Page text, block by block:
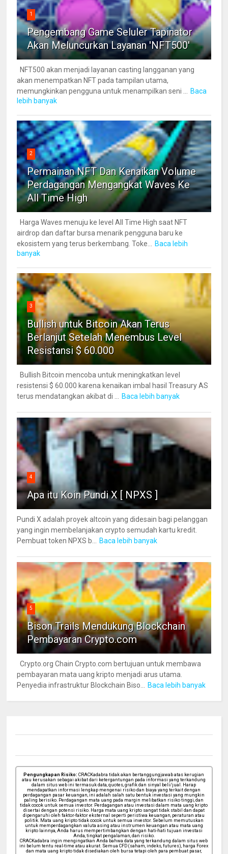
1
Pengembang Game Seluler Tapinator
Akan Meluncurkan Layanan 'NFT500'
NFT500 akan menjadi layanan casting langganan yang
akan menempatkan NFT pada tampilan utama,
memungkinkan pengguna untuk menampilkan seni ...
Baca
lebih banyak
2
Permainan NFT Dan Kenaikan Volume
Perdagangan Mengangkat Waves Ke
All Time High
Harga Waves menuju ke level All Time High saat NFT
airdrop dan daftar bursa menarik pengguna baru ke
ekosistem yang terus berkembang. Toke...
Baca lebih
banyak
3
Bullish untuk Bitcoin Akan Terus
Berlanjut Setelah Menembus Level
Resistansi $ 60.000
Bullish Bitcoin mencoba untuk meningkatkan level
resistensi $ 60.000 karena kenaikan imbal hasil Treasury AS
terus mendatangkan akibat di ...
Baca lebih banyak
4
Apa itu Koin Pundi X [ NPXS ]
Pundi X adalah proyek altcoin yang didesain bagi pelanggan
yang ingin membelanjakan crypto semudah kartu kredit.
Pembuat token NPXS b...
Baca lebih banyak
5
Bison Trails Mendukung Blockchain
Pembayaran Crypto.com
Crypto.org Chain Crypto.com bertujuan untuk membawa
pembayaran mata uang kripto menjadi arus utama.
Penyedia infrastruktur Blockchain Biso...
Baca lebih banyak
Pengungkapan Risiko: CRACKadabra tidak akan bertanggungjawab atas kerugian
atau kerusakan sebagai akibat dari ketergantungan pada informasi yang terkandung
dalam situs web ini termasuk data, quotes, grafik dan sinyal beli/jual. Harap
mendapatkan informasi lengkap mengenai risiko dan biaya yang terkait dengan
perdagangan pasar keuangan, ini adalah salah satu bentuk investasi yang mungkin
paling berisiko. Perdagangan mata uang pada margin melibatkan risiko tinggi, dan
tidak cocok untuk semua investor. Perdagangan atau investasi dalam mata uang kripto
disertai dengan potensi risiko. Harga mata uang kripto sangat tidak stabil dan dapat
dipengaruhi oleh faktor-faktor eksternal seperti peristiwa keuangan, peraturan atau
politik. Mata uang kripto tidak cocok untuk semua investor. Sebelum memutuskan
untuk memperdagangkan valuta asing atau instrumen keuangan atau mata uang
kripto lainnya, Anda harus mempertimbangkan dengan hati-hati tujuan investasi
Anda, tingkat pengalaman, dan risiko.
CRACKadabra ingin mengingatkan Anda bahwa data yang terkandung dalam situs web
ini belum tentu real-time atau akurat. Semua CFD (saham, indeks, futures), harga Forex
dan mata uang kripto tidak disediakan oleh bursa tetapi oleh para pembuat pasar,